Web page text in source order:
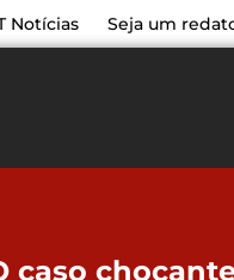
Notícias Seja um
caso